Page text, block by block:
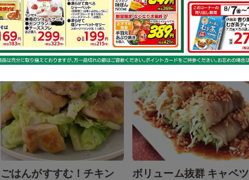
キャベツで作れるレシピ
ごはんがすすむ！チキン
ボリューム抜群 キャベツ